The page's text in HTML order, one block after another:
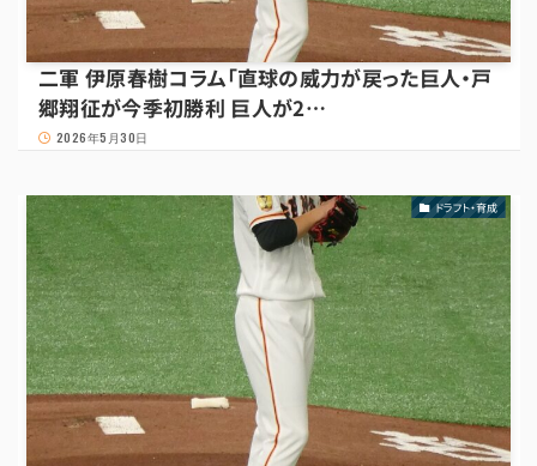
二軍 伊原春樹コラム「直球の威力が戻った巨人・戸
郷翔征が今季初勝利 巨人が2…
2026年5月30日
ドラフト・育成